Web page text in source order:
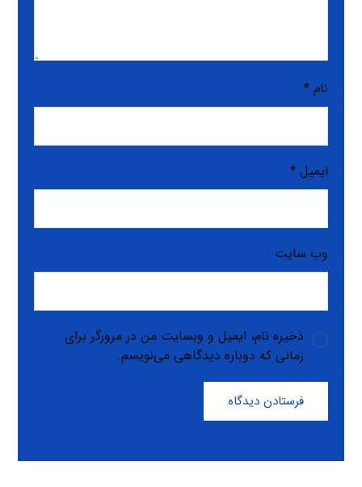
نام*
ایمیل*
وب‌ سایت
ذخیره نام، ایمیل و وبسایت من در مرورگر برای
زمانی که دوباره دیدگاهی می‌نویسم.
فرستادن دیدگاه